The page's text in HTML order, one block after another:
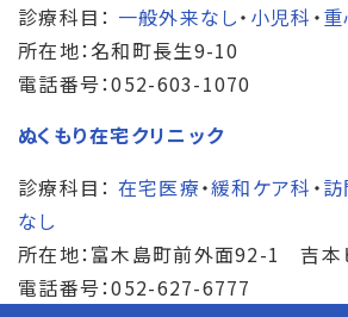
診療科目： 一般外来なし・ 小児科 ・
所在地：名和町長生9-10
電話番号：052-603-1070
ぬくもり在宅クリニック
診療科目： 在宅医療・緩和ケア科 ・
なし
所在地：富木島町前外面92-1 吉本
電話番号：052-627-6777